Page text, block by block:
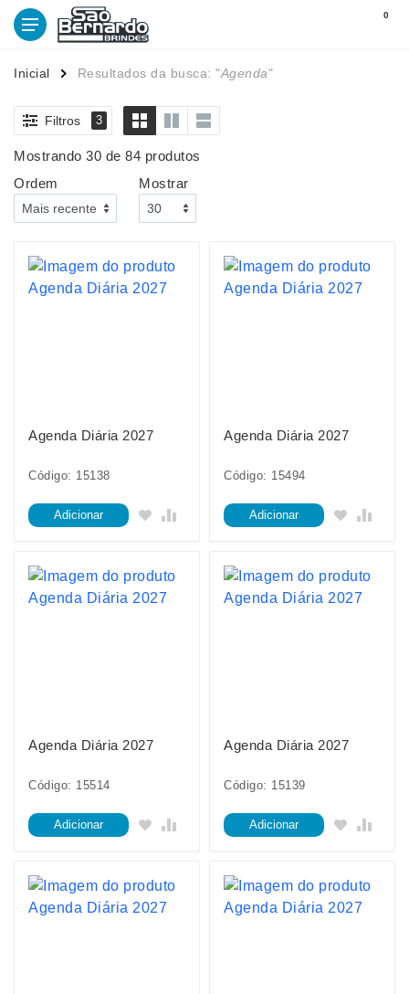
0
Inicial Resultados da busca: "Agenda"
Filtros 3
Mostrando 30 de 84 produtos
Ordem
Mostrar
Agenda Diária 2027
Código: 15138
Adicionar
Agenda Diária 2027
Código: 15494
Adicionar
Agenda Diária 2027
Código: 15514
Adicionar
Agenda Diária 2027
Código: 15139
Adicionar